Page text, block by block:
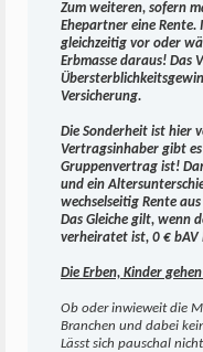
Zum weiteren, sofern
Ehepartner eine Rente.
gleichzeitig vor oder
Erbmasse daraus! Das
Versicherung.
Die Sonderheit ist hier
Vertragsinhaber gibt
Gruppenvertrag ist!
und ein
wechselseitig Rente
Das Gleiche gilt, wenn
verheiratet ist, 0 € bAV
Die Erben, Kinder
Ob oder inwieweit die
Branchen und dabei
Lässt sich pauschal